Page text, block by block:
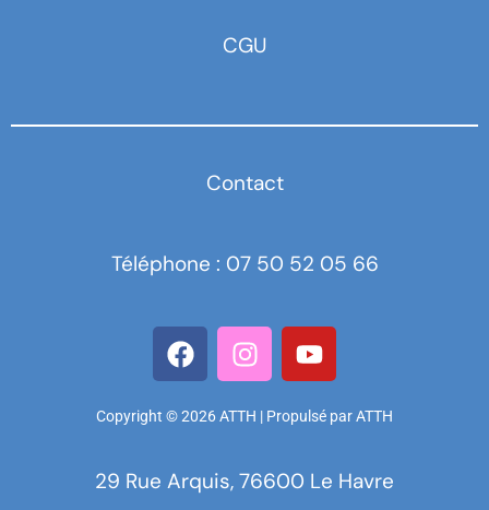
CGU
Contact
Téléphone : 07 50 52 05 66
Copyright © 2026 ATTH | Propulsé par ATTH
29 Rue Arquis, 76600 Le Havre